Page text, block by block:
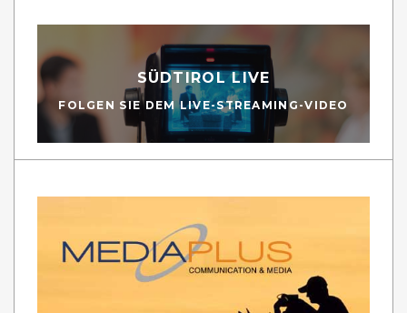
SÜDTIROL LIVE
FOLGEN SIE DEM LIVE-STREAMING-VIDEO